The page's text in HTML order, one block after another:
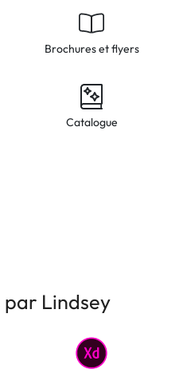
Brochures et flyers
Catalogue
par Lindsey